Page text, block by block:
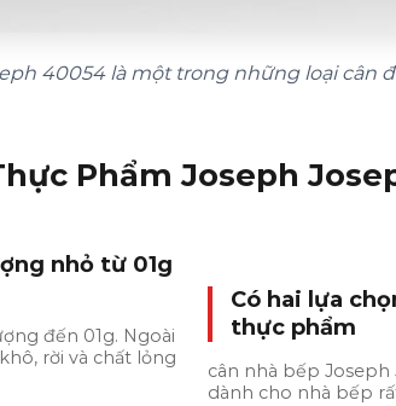
40054 là một trong những loại cân
Phẩm Joseph
nhỏ từ 01g
đến 01g. Ngoài
rời và chất lỏng
Có hai lựa
thực phẩm
cân nhà bếp
dành cho nhà bếp